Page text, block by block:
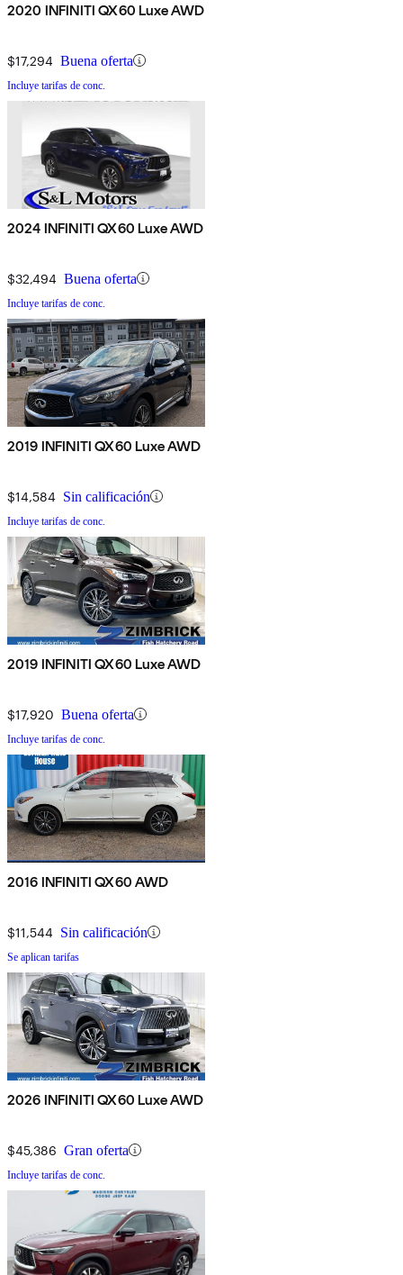
2020 INFINITI QX60 Luxe AWD
$17,294 Buena oferta
Incluye tarifas de conc.
2024 INFINITI QX60 Luxe AWD
$32,494 Buena oferta
Incluye tarifas de conc.
2019 INFINITI QX60 Luxe AWD
$14,584 Sin calificación
Incluye tarifas de conc.
2019 INFINITI QX60 Luxe AWD
$17,920 Buena oferta
Incluye tarifas de conc.
2016 INFINITI QX60 AWD
$11,544 Sin calificación
Se aplican tarifas
2026 INFINITI QX60 Luxe AWD
$45,386 Gran oferta
Incluye tarifas de conc.